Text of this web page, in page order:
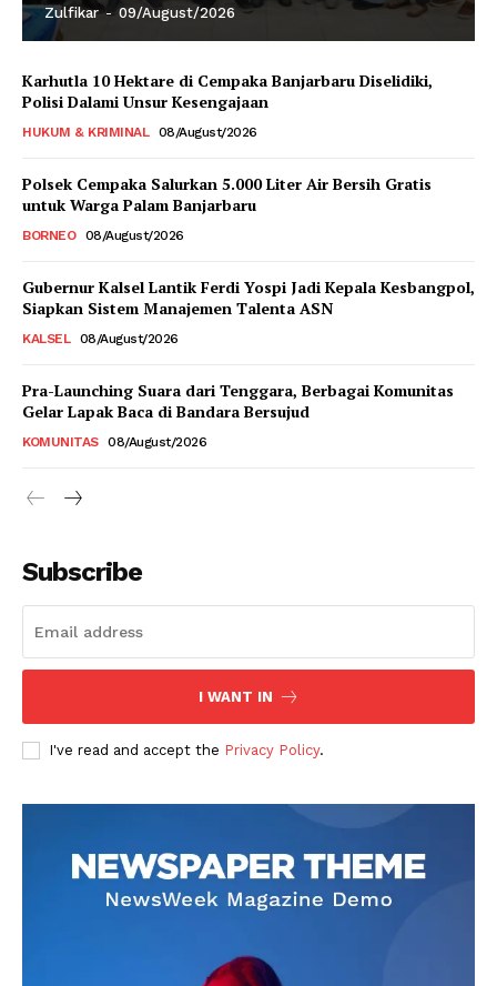
Zulfikar - 09/August/2026
Karhutla 10 Hektare di Cempaka Banjarbaru Diselidiki,
Polisi Dalami Unsur Kesengajaan
HUKUM & KRIMINAL 08/August/2026
Polsek Cempaka Salurkan 5.000 Liter Air Bersih Gratis
untuk Warga Palam Banjarbaru
BORNEO 08/August/2026
Gubernur Kalsel Lantik Ferdi Yospi Jadi Kepala Kesbangpol,
Siapkan Sistem Manajemen Talenta ASN
KALSEL 08/August/2026
Pra-Launching Suara dari Tenggara, Berbagai Komunitas
Gelar Lapak Baca di Bandara Bersujud
KOMUNITAS 08/August/2026
Subscribe
I WANT IN
I've read and accept the Privacy Policy.